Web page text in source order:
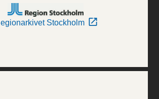
Stockholm